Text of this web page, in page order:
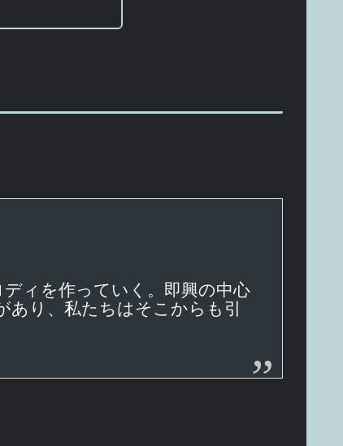
ィを作っていく。即興の中心
あり、私たちはそこからも引